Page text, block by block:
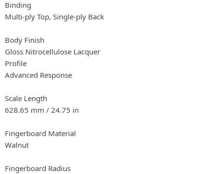
Binding
Multi-ply Top, Single-ply Back
Body Finish
Gloss Nitrocellulose Lacquer
Profile
Advanced Response
Scale Length
628.65 mm / 24.75 in
Fingerboard Material
Walnut
Fingerboard Radius